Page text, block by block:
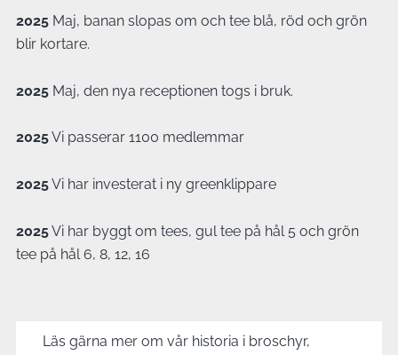
2025Maj, banan slopas om och tee blå, röd och grön
blir kortare.
2025Maj, den nya receptionen togs i bruk.
2025Vi passerar 1100 medlemmar
2025Vi har investerat i ny greenklippare
2025Vi har byggt om tees, gul tee på hål 5 och grön
tee på hål 6, 8, 12, 16
Läs gärna mer om vår historia i broschyr,